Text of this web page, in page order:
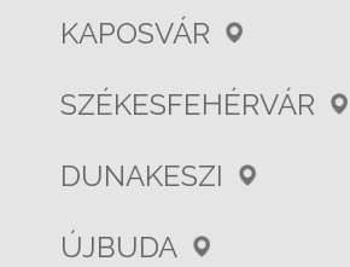
KAPOSVÁR
SZÉKESFEHÉRVÁR
DUNAKESZI
ÚJBUDA